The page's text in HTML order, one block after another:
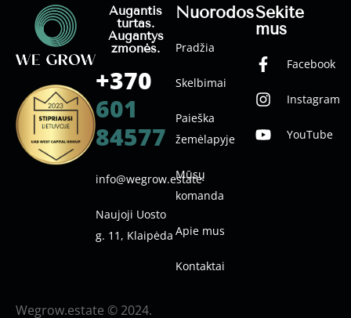
Nuorodos
Pradžia
Skelbimai
Paieška
žemėlapyje
Mūsų
komanda
Apie mus
Kontaktai
Sekite
mus
Facebook
Instagram
YouTube
Augantis
turtas.
Augantys
žmonės.
+370
601
84577
info@wegrow.estate
Naujoji Uosto
g. 11, Klaipėda
Wegrow.estate © 2024.